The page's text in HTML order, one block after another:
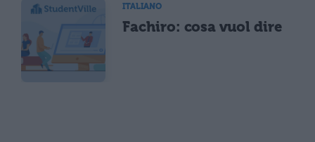
ITALIANO
Fachiro: cosa vuol dire